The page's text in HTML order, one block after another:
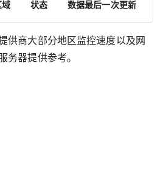
域 状态 数据最后一次更新
供商大部分地区监控速度以及网
务器提供参考。